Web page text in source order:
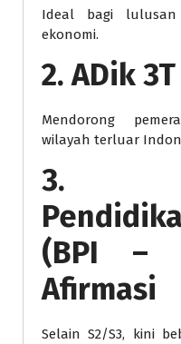
Ideal bagi lulusan
ekonomi.
2. ADik
Mendorong
wilayah terluar
3.
(BPI –
Afirmasi
Selain S2/S3, kini